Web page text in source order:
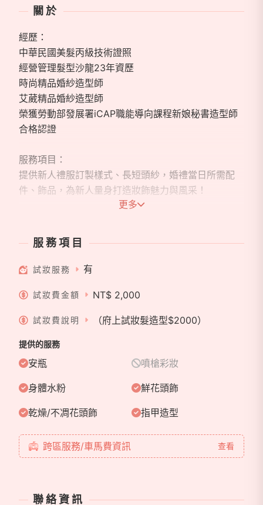
關於
經歷：
中華民國美髮丙級技術證照
經營管理髮型沙龍23年資歷
時尚精品婚紗造型師
艾葳精品婚紗造型師
榮獲勞動部發展署iCAP職能導向課程新娘秘書造型師
合格認證
服務項目：
提供新人禮服訂製樣式、長短頭紗，婚禮當日所需配
件、飾品，為新人量身打造妝飾魅力與風采！
乾燥花、永生花、珠寶捧花、古裝飾品、金工水鑽飾
品、金工水晶繞線飾品、縫珠刺繡、歐式蕾絲飾品、新
郎配件、領結、台灣工藝（春仔花）等
更多
服務項目
試妝服務 有
試妝費金額 NT$ 2,000
試妝費說明 （府上試妝髮造型$2000）
提供的服務
安瓶 噴槍彩妝
身體水粉 鮮花頭飾
乾燥/不凋花頭飾 指甲造型
跨區服務/車馬費資訊 查看
聯絡資訊